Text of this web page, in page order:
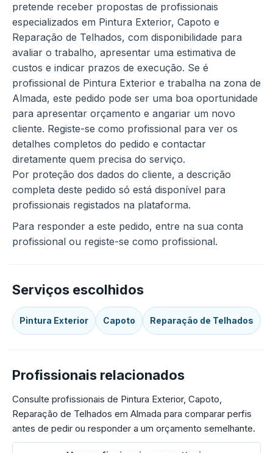
pretende receber propostas de profissionais
especializados em Pintura Exterior, Capoto e
Reparação de Telhados, com disponibilidade para
avaliar o trabalho, apresentar uma estimativa de
custos e indicar prazos de execução. Se é
profissional de Pintura Exterior e trabalha na zona de
Almada, este pedido pode ser uma boa oportunidade
para apresentar orçamento e angariar um novo
cliente. Registe-se como profissional para ver os
detalhes completos do pedido e contactar
diretamente quem precisa do serviço.
Por proteção dos dados do cliente, a descrição
completa deste pedido só está disponível para
profissionais registados na plataforma.
Para responder a este pedido, entre na sua conta
profissional ou registe-se como profissional.
Serviços escolhidos
Pintura Exterior Capoto Reparação de Telhados
Profissionais relacionados
Consulte profissionais de Pintura Exterior, Capoto,
Reparação de Telhados em Almada para comparar perfis
antes de pedir ou responder a um orçamento semelhante.